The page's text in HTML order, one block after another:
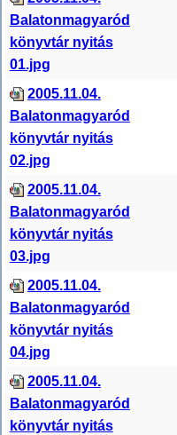
Balatonmagyaród
könyvtár nyitás
01.jpg
2005.11.04.
Balatonmagyaród
könyvtár nyitás
02.jpg
2005.11.04.
Balatonmagyaród
könyvtár nyitás
03.jpg
2005.11.04.
Balatonmagyaród
könyvtár nyitás
04.jpg
2005.11.04.
Balatonmagyaród
könyvtár nyitás